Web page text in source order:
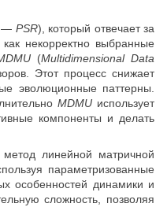
— PSR), который отвечает за
некорректно выбранные
(Multidimensional Data
Этот процесс снижает
эволюционные паттерны.
MDMU использует
компоненты и делать
линейной матричной
параметризованные
особенностей динамики и
сложность, позволяя